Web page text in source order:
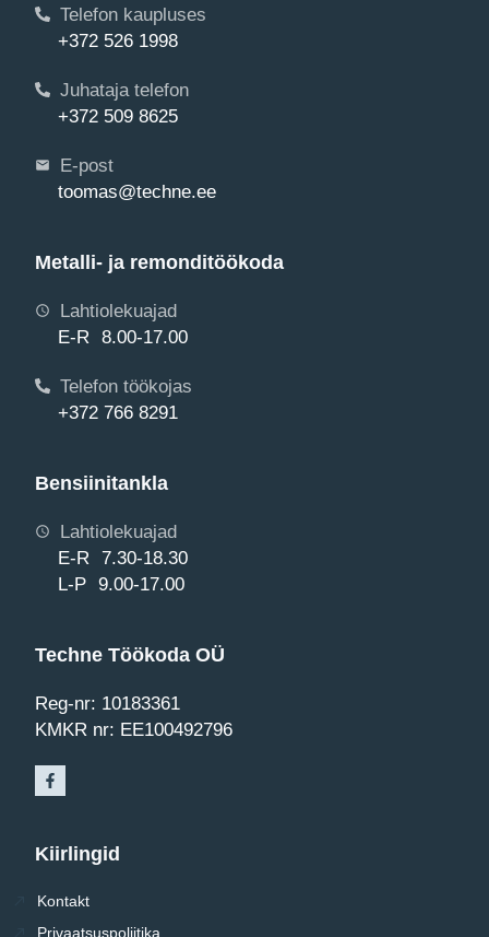
Telefon kaupluses
+372 526 1998
Juhataja telefon
+372 509 8625
E-post
toomas@techne.ee
Metalli- ja remonditöökoda
Lahtiolekuajad
E-R 8.00-17.00
Telefon töökojas
+372 766 8291
Bensiinitankla
Lahtiolekuajad
E-R 7.30-18.30
L-P 9.00-17.00
Techne Töökoda OÜ
Reg-nr: 10183361
KMKR nr: EE100492796
Kiirlingid
Kontakt
Privaatsuspoliitika